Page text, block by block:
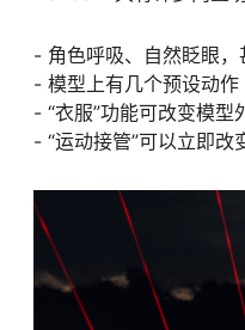
- 角色呼吸、自然眨眼，
- 模型上有几个预设动作
- “衣服”功能可改变模型
- “运动接管”可以立即改